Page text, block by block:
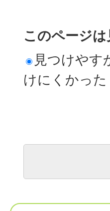
このページ
見つけやす
けにくかった